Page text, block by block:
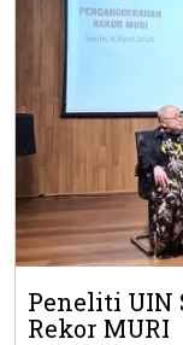
Peneliti UIN
Rekor MURI